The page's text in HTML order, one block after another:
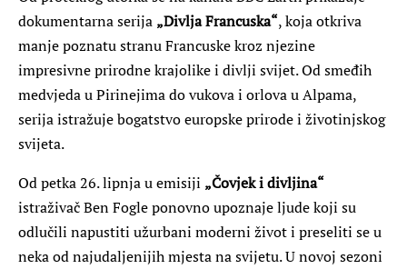
dokumentarna serija „Divlja Francuska“, koja otkriva
manje poznatu stranu Francuske kroz njezine
impresivne prirodne krajolike i divlji svijet. Od smeđih
medvjeda u Pirinejima do vukova i orlova u Alpama,
serija istražuje bogatstvo europske prirode i životinjskog
svijeta.
Od petka 26. lipnja u emisiji „Čovjek i divljina“
istraživač Ben Fogle ponovno upoznaje ljude koji su
odlučili napustiti užurbani moderni život i preseliti se u
neka od najudaljenijih mjesta na svijetu. U novoj sezoni